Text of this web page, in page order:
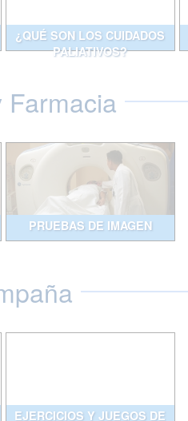
¿QUÉ SON LOS CUIDADOS
PALIATIVOS?
PRUEBAS DE IMAGEN
EJERCICIOS Y JUEGOS DE